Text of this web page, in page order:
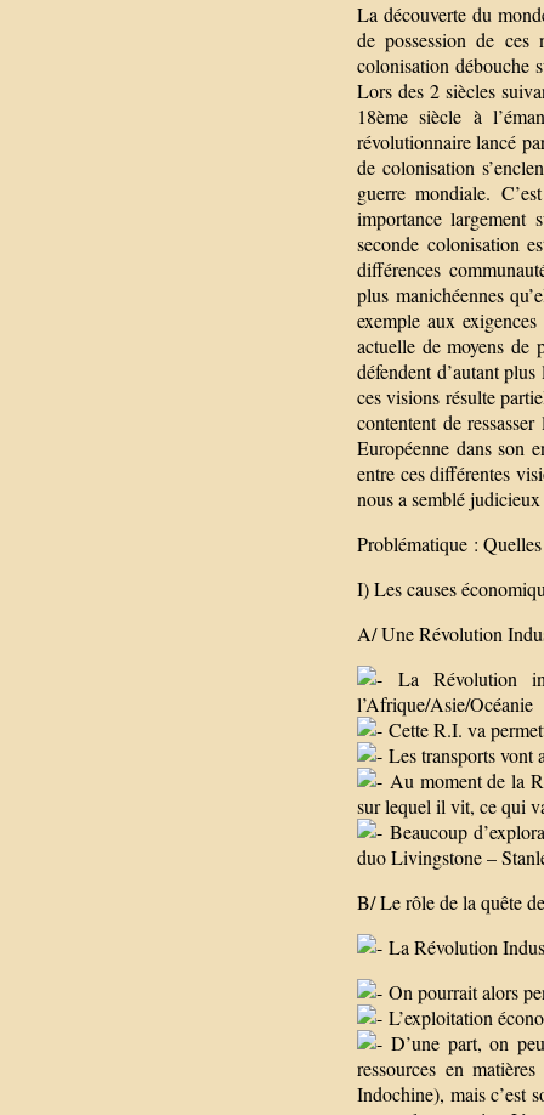
La découverte du
de possession de
colonisation débouche
Lors des 2 siècles
18ème siècle à
révolutionnaire lancé
de colonisation
guerre mondiale.
importance largement
seconde colonisation
différences
plus manichéennes
exemple aux
actuelle de moyens de
défendent d’autant
ces visions résulte
contentent de
Européenne dans son
entre ces différentes
nous a semblé
Problématique :
I) Les causes
A/ Une Révolution
La Révolution
l’Afrique/Asie/Océanie
Cette R.I. va
Les transports vont
Au moment de la
sur lequel il vit, ce qui
Beaucoup
duo Livingstone –
B/ Le rôle de la quête
La Révolution
On pourrait alors
L’exploitation
D’une part, on
ressources en
Indochine), mais c’est